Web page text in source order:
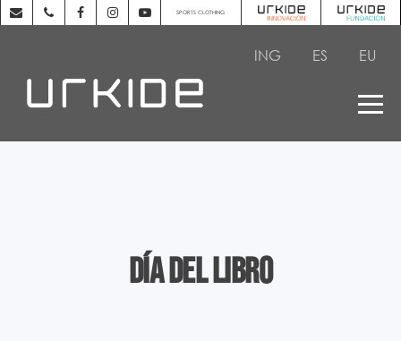
SPORTS CLOTHING
ING ES EU
Día del Libro